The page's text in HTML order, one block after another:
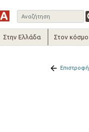
Στην Ελλάδα Στον κόσμο
Επιστροφή